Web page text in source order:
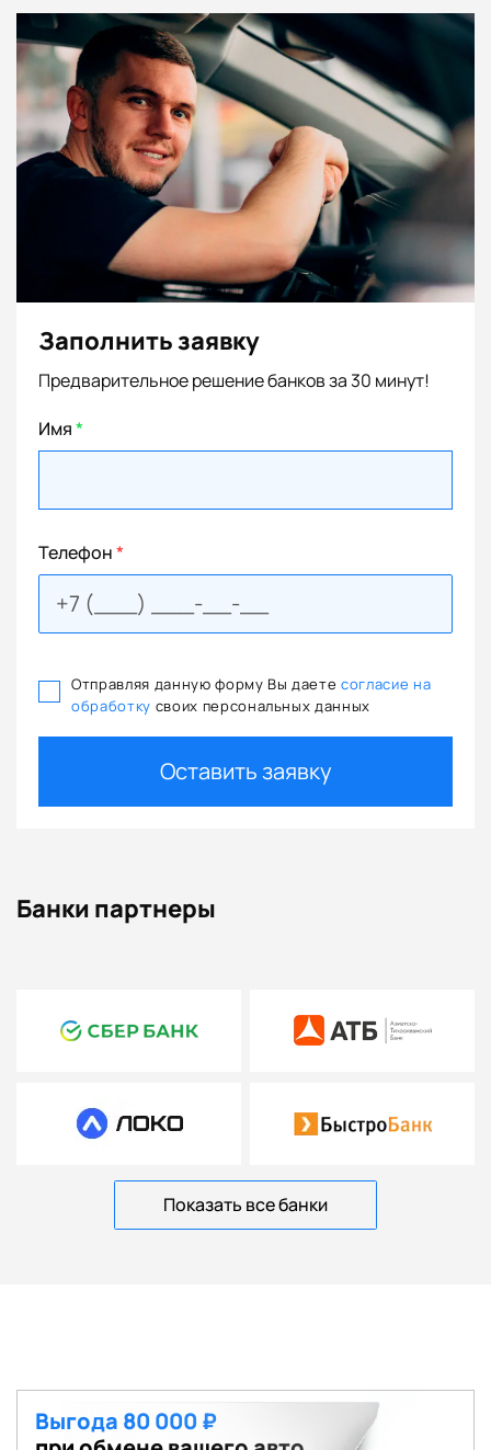
Заполнить заявку
Предварительное решение банков за 30 минут!
Имя*
Телефон*
Отправляя данную форму Вы даете согласие на
обработку своих персональных данных
Оставить заявку
Банки партнеры
Показать все банки
Выгода 80 000 ₽